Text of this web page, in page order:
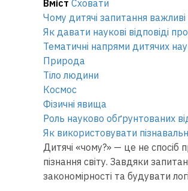
Вміст Сховати
Чому дитячі запитання
Як давати наукові відповіді
Тематичні напрями дитячих
Природа
Тіло людини
Космос
Фізичні явища
Роль науково обґрунтованих
Як використовувати
Дитячі «чому?» — це не спосіб
пізнання світу. Завдяки
закономірності та будувати